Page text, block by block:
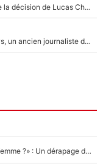
«Il a décidé de rester au PSG» : Les coulisses de la décision de Lucas Chevalier pour son transfert
Après le dérapage de Nelson Monfort sur CNews, un ancien journaliste de France Télévisions relance la polémique sur les incendies en Gironde
«LeBron James, as-tu déjà eu envie d’être une femme ?» : Un dérapage de Donald Trump sur la superstar de la NBA refait surface